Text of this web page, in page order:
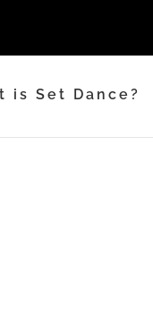
is Set Dance?